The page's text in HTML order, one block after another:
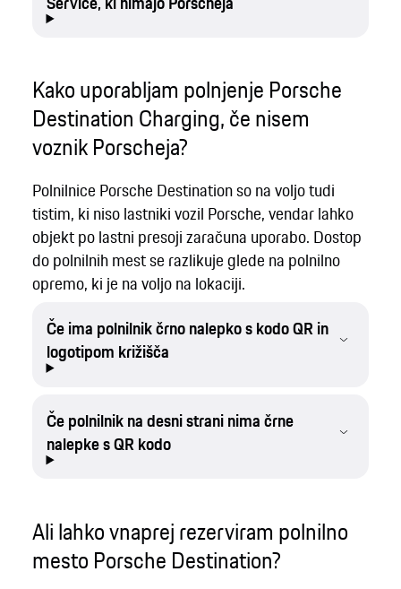
Kako uporabljam polnjenje Porsche
Destination Charging, če nisem
voznik Porscheja?
Polnilnice Porsche Destination so na voljo tudi
tistim, ki niso lastniki vozil Porsche, vendar lahko
objekt po lastni presoji zaračuna uporabo. Dostop
do polnilnih mest se razlikuje glede na polnilno
opremo, ki je na voljo na lokaciji.
Če ima polnilnik črno nalepko s kodo QR in
logotipom križišča
Če polnilnik na desni strani nima črne
nalepke s QR kodo
Ali lahko vnaprej rezerviram polnilno
mesto Porsche Destination?